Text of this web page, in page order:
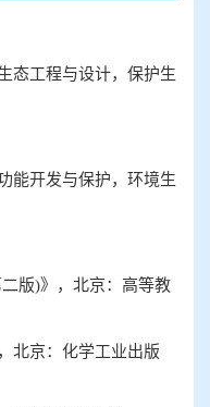
态工程与设计，保护生
能开发与保护，环境生
版)》，北京：高等教
北京：化学工业出版